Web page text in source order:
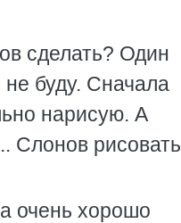
сделать? Один
буду. Сначала
нарисую. А
Слонов рисовать
очень хорошо